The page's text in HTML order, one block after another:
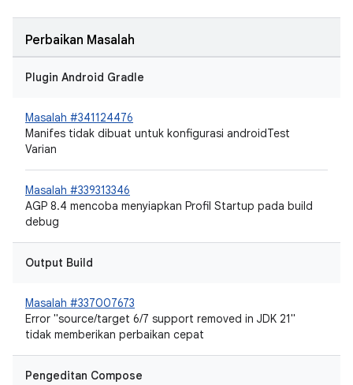
Perbaikan Masalah
Plugin Android Gradle
Masalah #341124476
Manifes tidak dibuat untuk konfigurasi androidTest
Varian
Masalah #339313346
AGP 8.4 mencoba menyiapkan Profil Startup pada build
debug
Output Build
Masalah #337007673
Error "source/target 6/7 support removed in JDK 21"
tidak memberikan perbaikan cepat
Pengeditan Compose